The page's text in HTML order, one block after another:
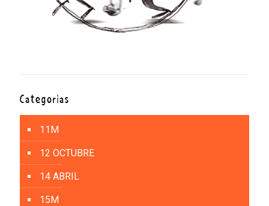
Categorías
11M
12 OCTUBRE
14 ABRIL
15M